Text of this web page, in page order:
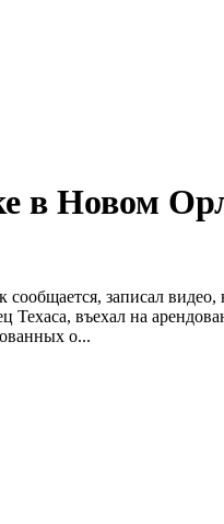
в Новом
записал
въехал на
о...